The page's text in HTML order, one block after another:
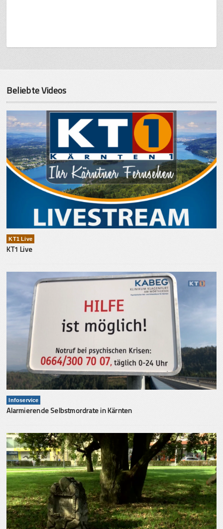
Beliebte Videos
KT1 Live
KT1 Live
Infoservice
Alarmierende Selbstmordrate in Kärnten